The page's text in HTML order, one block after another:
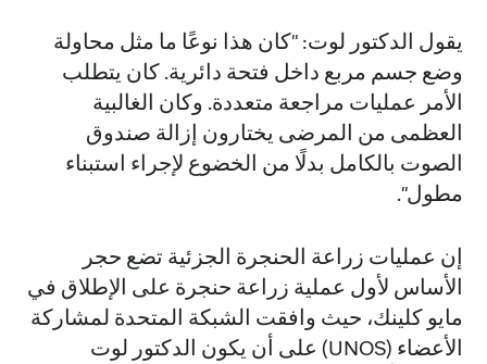
يقول الدكتور لوت: "كان هذا نوعًا ما مثل محاولة
وضع جسم مربع داخل فتحة دائرية. كان يتطلب
الأمر عمليات مراجعة متعددة. وكان الغالبية
العظمى من المرضى يختارون إزالة صندوق
الصوت بالكامل بدلًا من الخضوع لإجراء استبناء
مطول".
إن عمليات زراعة الحنجرة الجزئية تضع حجر
الأساس لأول عملية زراعة حنجرة على الإطلاق في
مايو كلينك، حيث وافقت الشبكة المتحدة لمشاركة
الأعضاء (UNOS) على أن يكون الدكتور لوت